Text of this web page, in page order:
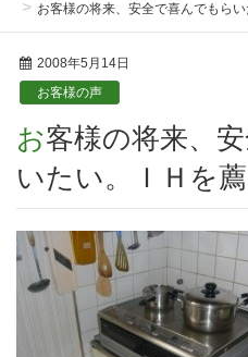
お客様の将来、安全で喜んでもら
2008年5月14日
お客様の声
お客様の将来、安全で喜んでもら
いたい。ＩＨを